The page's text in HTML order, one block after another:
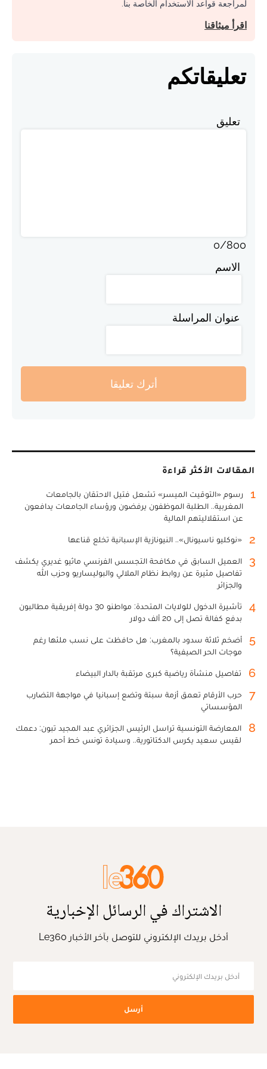
لمراجعة قواعد الاستخدام الخاصة بنا.
اقرأ ميثاقنا
تعليقاتكم
تعليق
0/800
الاسم
عنوان المراسلة
أترك تعليقا
المقالات الأكثر قراءة
1
رسوم «التوقيت الميسر» تشعل فتيل الاحتقان بالجامعات
المغربية.. الطلبة الموظفون يرفضون ورؤساء الجامعات يدافعون
عن استقلاليتهم المالية
2 «نوكليو ناسيونال».. النيونازية الإسبانية تخلع قناعها
3
العميل السابق في مكافحة التجسس الفرنسي ماثيو غديري يكشف
تفاصيل مثيرة عن روابط نظام الملالي والبوليساريو وحزب الله
والجزائر
4
تأشيرة الدخول للولايات المتحدة: مواطنو 30 دولة إفريقية مطالبون
بدفع كفالة تصل إلى 20 ألف دولار
5
أضخم ثلاثة سدود بالمغرب: هل حافظت على نسب ملئها رغم
موجات الحر الصيفية؟
6 تفاصيل منشأة رياضية كبرى مرتقبة بالدار البيضاء
7
حرب الأرقام تعمق أزمة سبتة وتضع إسبانيا في مواجهة التضارب
المؤسساتي
8
المعارضة التونسية تراسل الرئيس الجزائري عبد المجيد تبون: دعمك
لقيس سعيد يكرس الدكتاتورية.. وسيادة تونس خط أحمر
الاشتراك في الرسائل الإخبارية
أدخل بريدك الإلكتروني للتوصل بآخر الأخبار Le360
أرسل